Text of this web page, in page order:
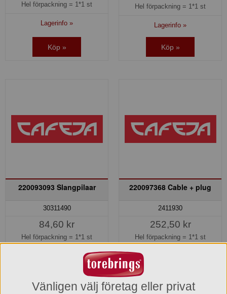
Hel förpackning = 1*1 st
Lagerinfo »
Köp »
Hel förpackning = 1*1 st
Lagerinfo »
Köp »
220093093 Slangpilaar
30311490
84,60 kr
Hel förpackning = 1*1 st
220097368 Cable + plug
2411930
252,50 kr
Hel förpackning = 1*1 st
Vänligen välj företag eller privat